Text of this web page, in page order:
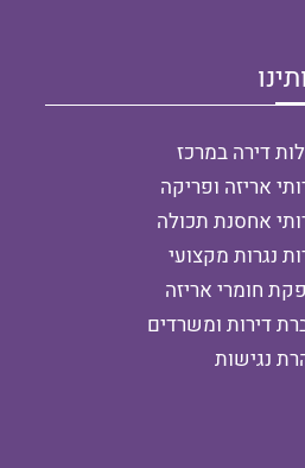
דירה במרכז
אריזה ופריקה
אחסנת תכולה
נגרות מקצועי
חומרי אריזה
דירות ומשרדים
נגישות